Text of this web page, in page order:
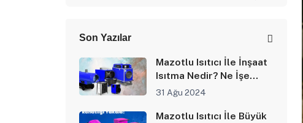
Son Yazılar
Mazotlu Isıtıcı İle İnşaat
Isıtma Nedir? Ne İşe
Yarar?
31 Ağu 2024
Mazotlu Isıtıcı İle Büyük